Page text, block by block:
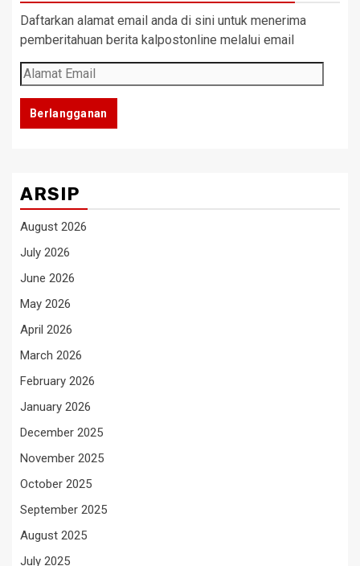
Daftarkan alamat email anda di sini untuk menerima
pemberitahuan berita kalpostonline melalui email
Alamat
Email
Berlangganan
ARSIP
August 2026
July 2026
June 2026
May 2026
April 2026
March 2026
February 2026
January 2026
December 2025
November 2025
October 2025
September 2025
August 2025
July 2025